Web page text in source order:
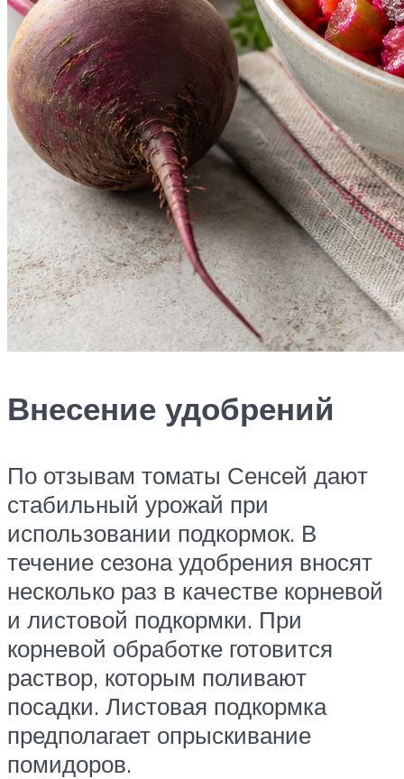
Внесение удобрений
По отзывам томаты Сенсей дают
стабильный урожай при
использовании подкормок. В
течение сезона удобрения вносят
несколько раз в качестве корневой
и листовой подкормки. При
корневой обработке готовится
раствор, которым поливают
посадки. Листовая подкормка
предполагает опрыскивание
помидоров.